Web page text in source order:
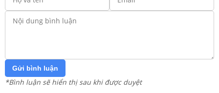
Gửi bình luận
*Bình luận sẽ hiển thị sau khi được duyệt